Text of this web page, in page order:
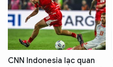
CNN Indonesia lạc quan